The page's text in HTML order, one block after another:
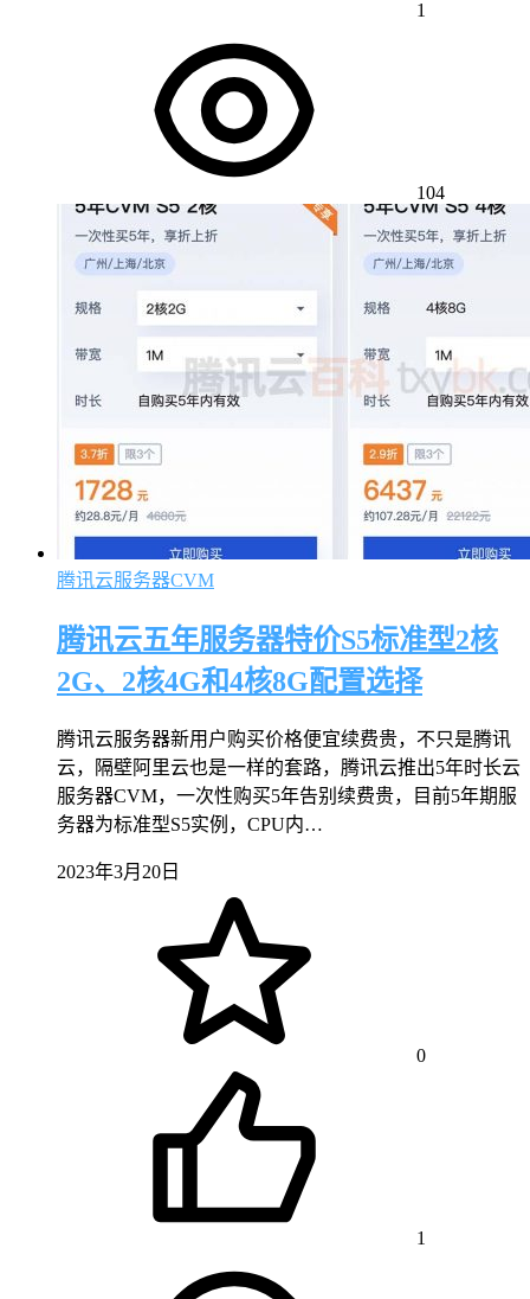
1
104
腾讯云服务器CVM
腾讯云五年服务器特价S5标准型2核
2G、2核4G和4核8G配置选择
腾讯云服务器新用户购买价格便宜续费贵，不只是腾讯
云，隔壁阿里云也是一样的套路，腾讯云推出5年时长云
服务器CVM，一次性购买5年告别续费贵，目前5年期服
务器为标准型S5实例，CPU内…
2023年3月20日
0
1